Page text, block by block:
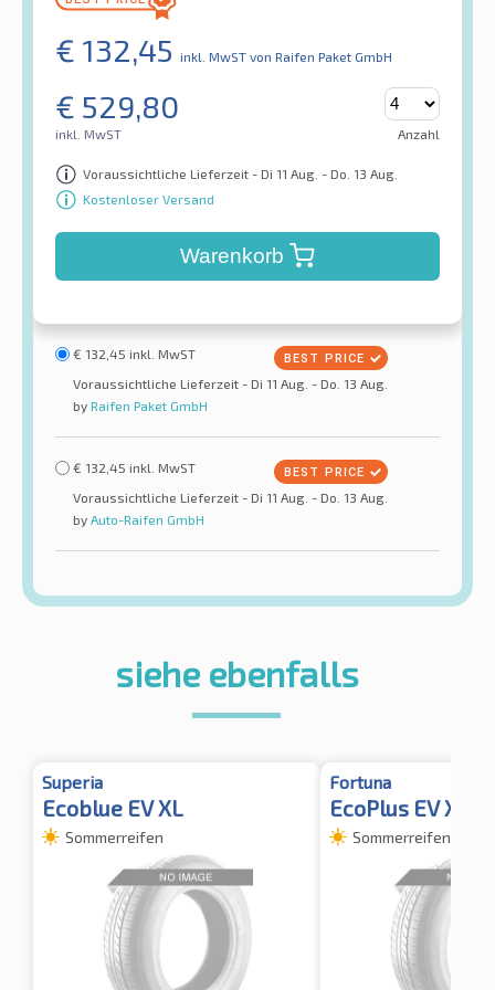
€ 132,45 inkl. MwST von Raifen Paket GmbH
€ 529,80
inkl. MwST Anzahl
Voraussichtliche Lieferzeit - Di 11 Aug. - Do. 13 Aug.
Kostenloser Versand
Warenkorb
€ 132,45 inkl. MwST
Voraussichtliche Lieferzeit - Di 11 Aug. - Do. 13 Aug.
by Raifen Paket GmbH
€ 132,45 inkl. MwST
Voraussichtliche Lieferzeit - Di 11 Aug. - Do. 13 Aug.
by Auto-Raifen GmbH
siehe ebenfalls
Superia
Ecoblue EV XL
Sommerreifen
Fortuna
EcoPlus EV XL
Sommerreifen